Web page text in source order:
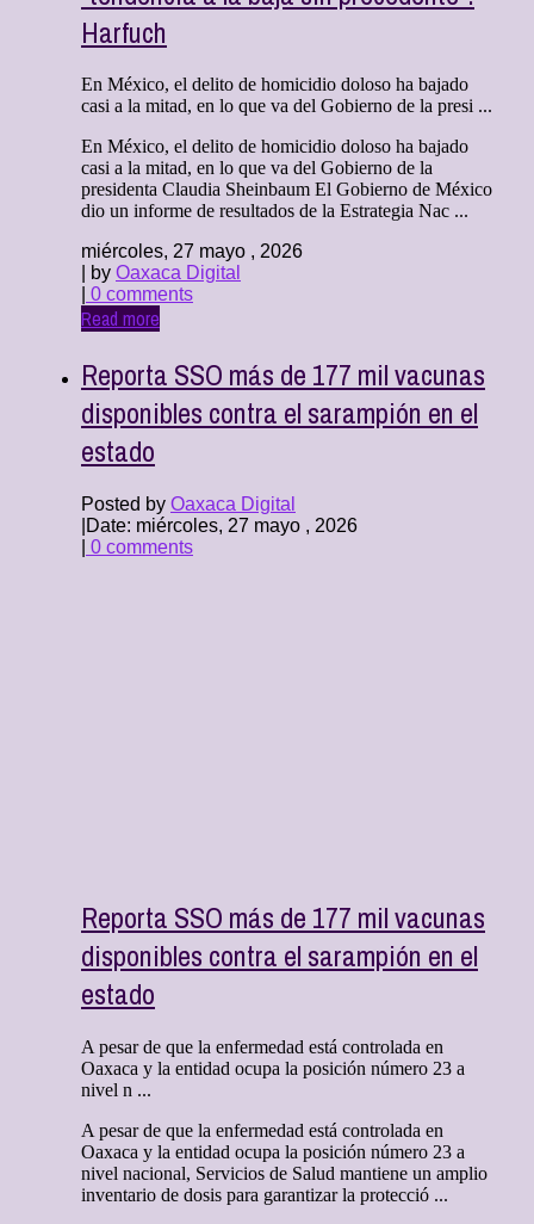
Harfuch
En México, el delito de homicidio doloso ha bajado
casi a la mitad, en lo que va del Gobierno de la presi ...
En México, el delito de homicidio doloso ha bajado
casi a la mitad, en lo que va del Gobierno de la
presidenta Claudia Sheinbaum El Gobierno de México
dio un informe de resultados de la Estrategia Nac ...
miércoles, 27 mayo , 2026
| by Oaxaca Digital
0 comments
Read more
Reporta SSO más de 177 mil vacunas
disponibles contra el sarampión en el
estado
Posted by Oaxaca Digital
Date: miércoles, 27 mayo , 2026
0 comments
Reporta SSO más de 177 mil vacunas
disponibles contra el sarampión en el
estado
A pesar de que la enfermedad está controlada en
Oaxaca y la entidad ocupa la posición número 23 a
nivel n ...
A pesar de que la enfermedad está controlada en
Oaxaca y la entidad ocupa la posición número 23 a
nivel nacional, Servicios de Salud mantiene un amplio
inventario de dosis para garantizar la protecció ...